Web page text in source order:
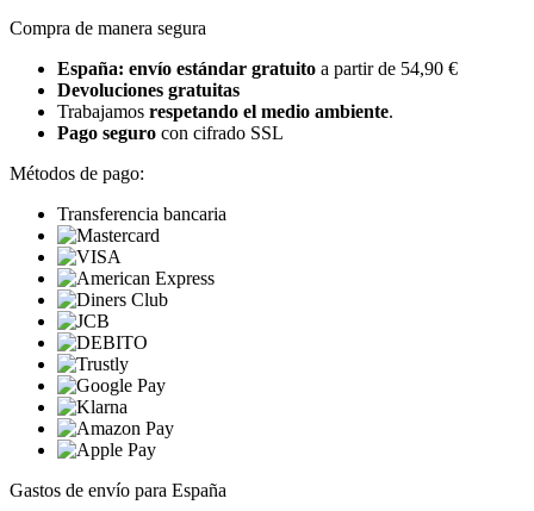
Compra de manera segura
España: envío estándar gratuito a partir de 54,90 €
Devoluciones gratuitas
Trabajamos respetando el medio ambiente.
Pago seguro con cifrado SSL
Métodos de pago:
Transferencia bancaria
Gastos de envío para España